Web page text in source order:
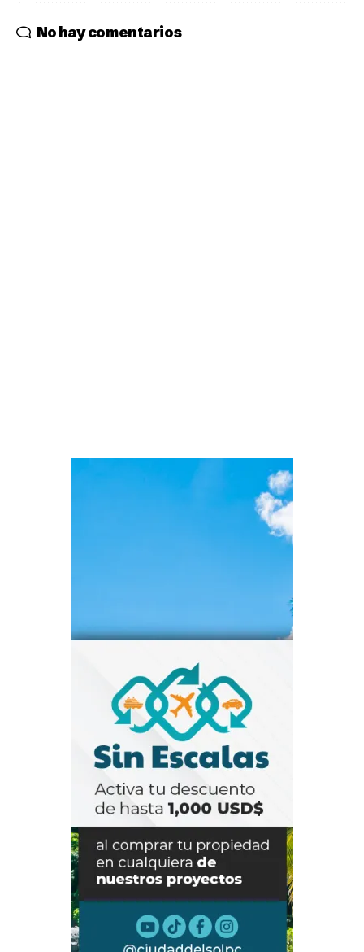
No hay comentarios